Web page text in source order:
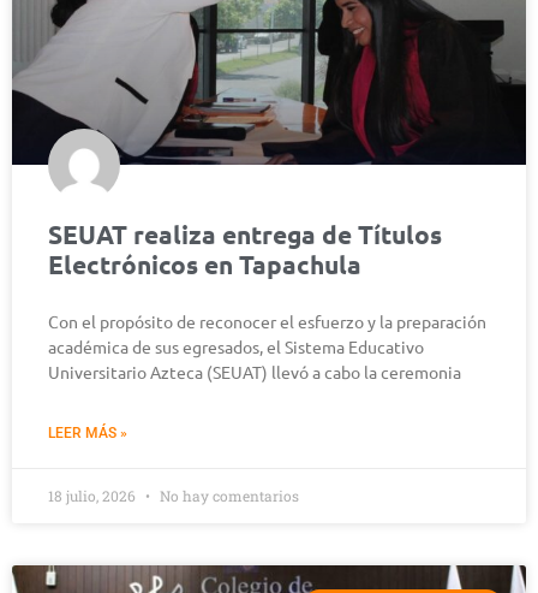
SEUAT realiza entrega de Títulos
Electrónicos en Tapachula
Con el propósito de reconocer el esfuerzo y la preparación
académica de sus egresados, el Sistema Educativo
Universitario Azteca (SEUAT) llevó a cabo la ceremonia
LEER MÁS »
18 julio, 2026 No hay comentarios